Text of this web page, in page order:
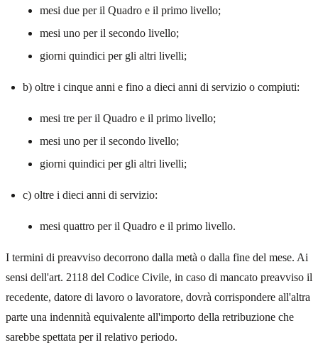
mesi due per il Quadro e il primo livello;
mesi uno per il secondo livello;
giorni quindici per gli altri livelli;
b) oltre i cinque anni e fino a dieci anni di servizio o compiuti:
mesi tre per il Quadro e il primo livello;
mesi uno per il secondo livello;
giorni quindici per gli altri livelli;
c) oltre i dieci anni di servizio:
mesi quattro per il Quadro e il primo livello.
I termini di preavviso decorrono dalla metà o dalla fine del mese. Ai
sensi dell'art. 2118 del Codice Civile, in caso di mancato preavviso il
recedente, datore di lavoro o lavoratore, dovrà corrispondere all'altra
parte una indennità equivalente all'importo della retribuzione che
sarebbe spettata per il relativo periodo.